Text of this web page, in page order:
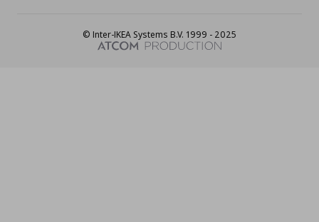
© Inter-IKEA Systems B.V. 1999 - 2025